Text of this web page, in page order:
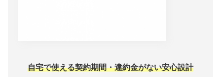
自宅で使える契約期間・違約金がない安心設計